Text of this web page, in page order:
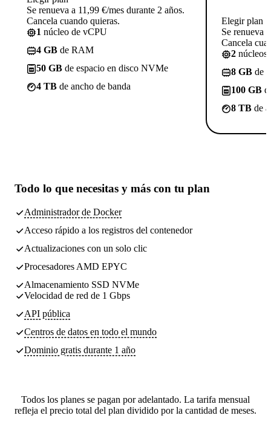
Se renueva a 11,99 €/mes durante 2 años.
Cancela cuando quieras.
1 núcleo de vCPU
4 GB de RAM
50 GB de espacio en disco NVMe
4 TB de ancho de banda
Elegir plan
Se renueva
Cancela
2 núcleos
8 GB de
100 GB
8 TB de
Todo lo que necesitas y más con tu plan
Administrador de Docker
Acceso rápido a los registros del contenedor
Actualizaciones con un solo clic
Procesadores AMD EPYC
Almacenamiento SSD NVMe
Velocidad de red de 1 Gbps
API pública
Centros de datos en todo el mundo
Dominio gratis durante 1 año
Todos los planes se pagan por adelantado. La tarifa mensual
refleja el precio total del plan dividido por la cantidad de meses.